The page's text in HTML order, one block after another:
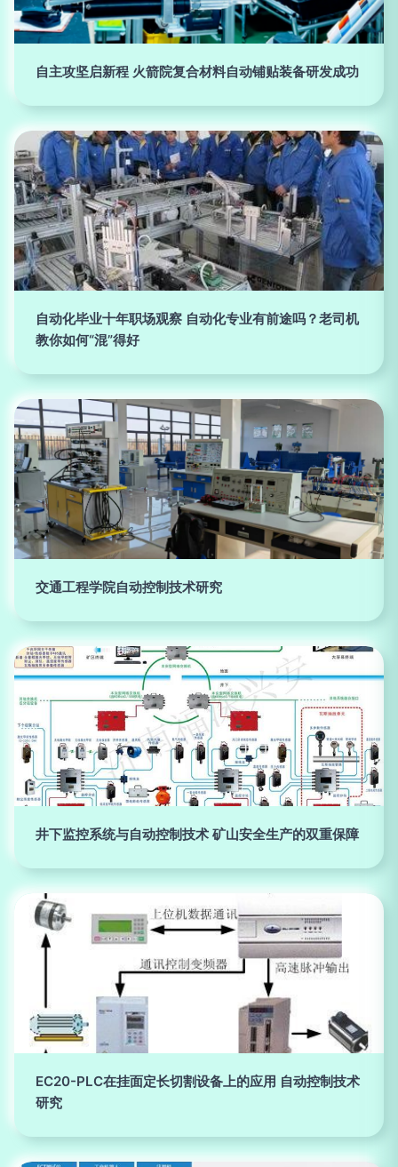
自主攻坚启新程 火箭院复合材料自动铺贴装备研发成功
自动化毕业十年职场观察 自动化专业有前途吗？老司机
教你如何“混”得好
交通工程学院自动控制技术研究
井下监控系统与自动控制技术 矿山安全生产的双重保障
EC20-PLC在挂面定长切割设备上的应用 自动控制技术
研究